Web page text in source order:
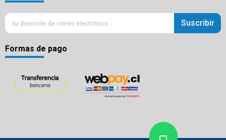
Suscribir
Formas de pago